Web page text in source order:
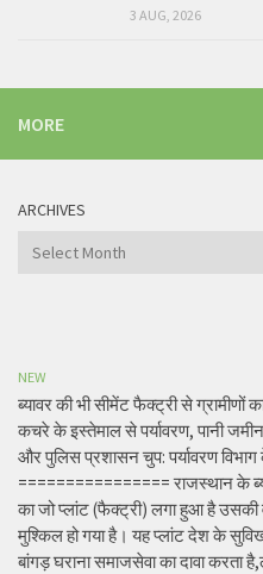
3 AUG, 2026
MORE
ARCHIVES
Archives
NEW
ब्यावर की भी सीमेंट फैक्ट्री से
कचरे के इस्तेमाल से पर्यावरण, पानी
और पुलिस प्रशासन चुप: पर्यावरण
================ राजस्थान के
का जो प्लांट (फैक्ट्री) लगा हुआ है
मुश्किल हो गया है। यह प्लांट देश के
बांगड़ घराना समाजसेवा का दावा करता